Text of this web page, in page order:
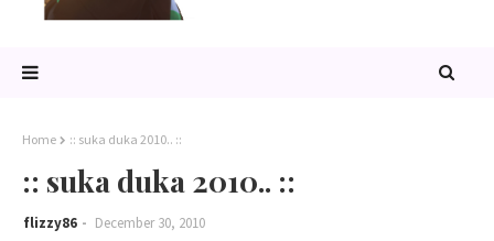
Home :: suka duka 2010.. ::
:: suka duka 2010.. ::
flizzy86 December 30, 2010